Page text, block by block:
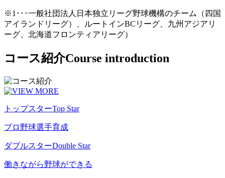
※1･･･一般社団法人日本独立リーグ野球機構のチーム（四国
アイランドリーグ）、ルートインBCリーグ、九州アジアリ
ーグ、北海道フロンティアリーグ）
コース紹介Course introduction
トップスターTop Star
プロ野球選手育成
ダブルスターDouble Star
働きながら野球ができる